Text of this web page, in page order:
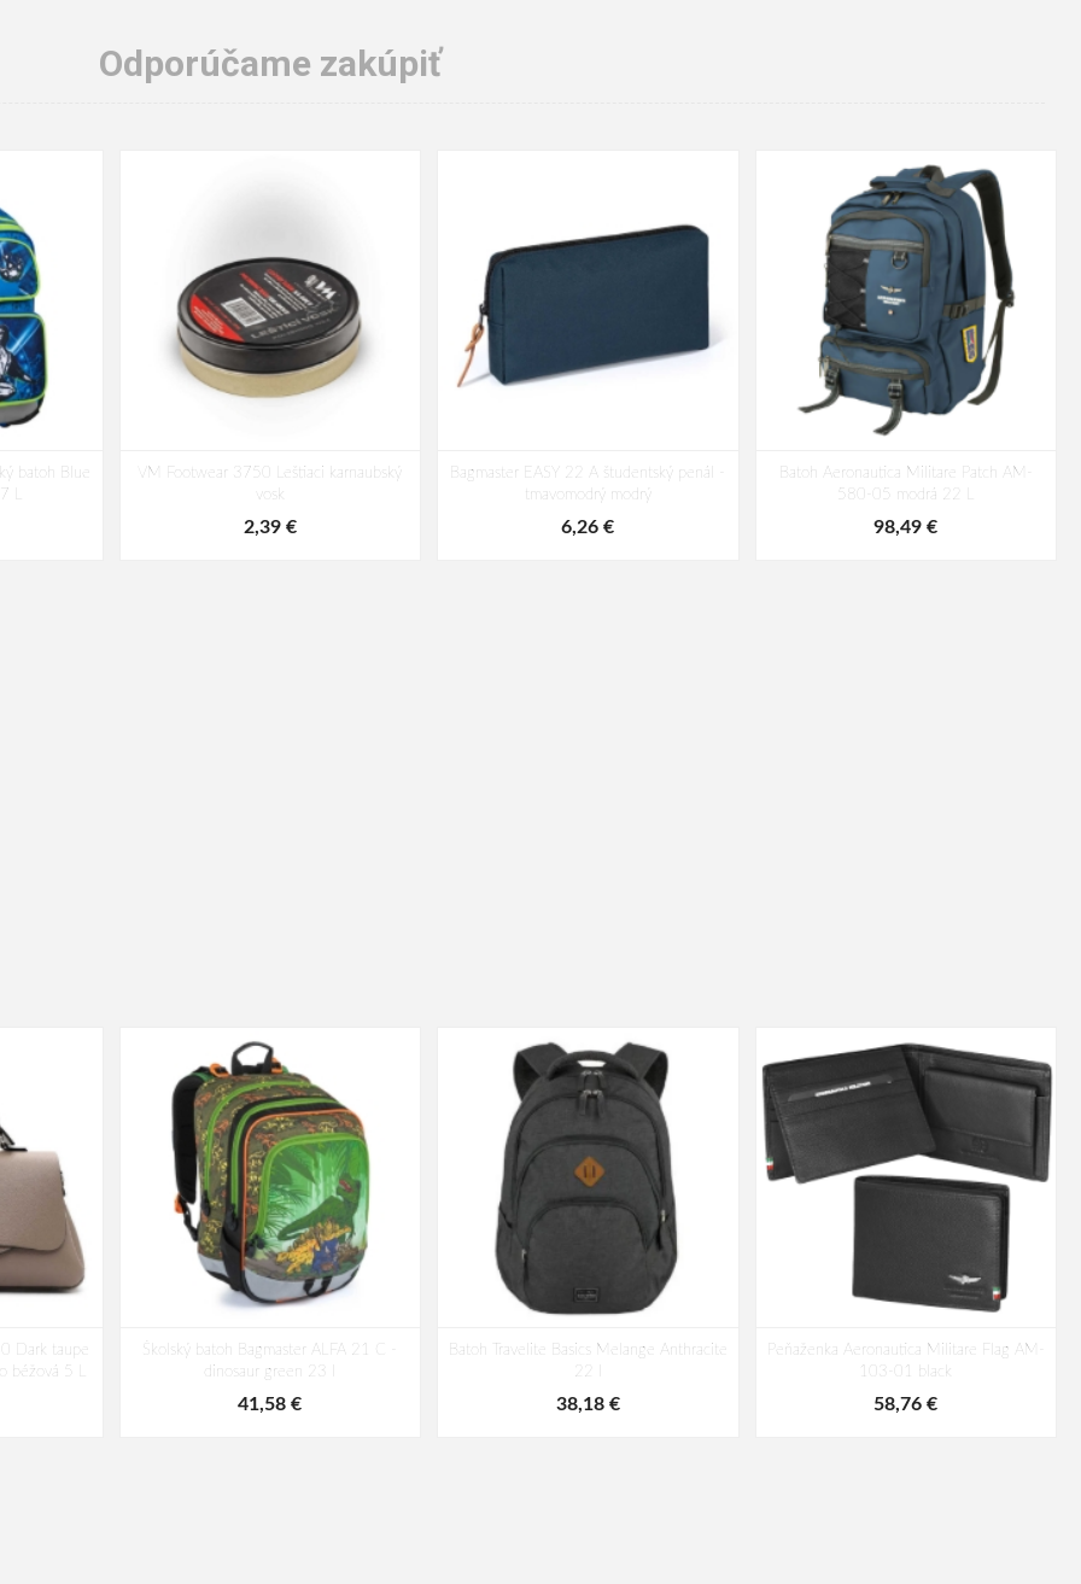
Odporúčame zakúpiť
batoh Blue
L
VM Footwear 3750 Leštiaci karnaubský
vosk
2,39 €
Bagmaster EASY 22 A študentský penál -
tmavomodrý modrý
6,26 €
Batoh Aeronautica Militare Patch AM-
580-05 modrá 22 L
98,49 €
Dark taupe
béžová 5 L
Školský batoh Bagmaster ALFA 21 C -
dinosaur green 23 l
41,58 €
Batoh Travelite Basics Melange Anthracite
22 l
38,18 €
Peňaženka Aeronautica Militare Flag AM-
103-01 black
58,76 €